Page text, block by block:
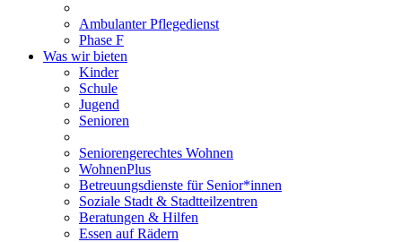
Ambulanter Pflegedienst
Phase F
Was wir bieten
Kinder
Schule
Jugend
Senioren
Seniorengerechtes Wohnen
WohnenPlus
Betreuungsdienste für Senior*innen
Soziale Stadt & Stadtteilzentren
Beratungen & Hilfen
Essen auf Rädern